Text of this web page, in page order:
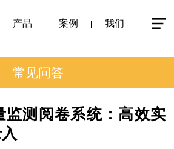
产品 案例 我们
常见问答
监测阅卷系统：高效实